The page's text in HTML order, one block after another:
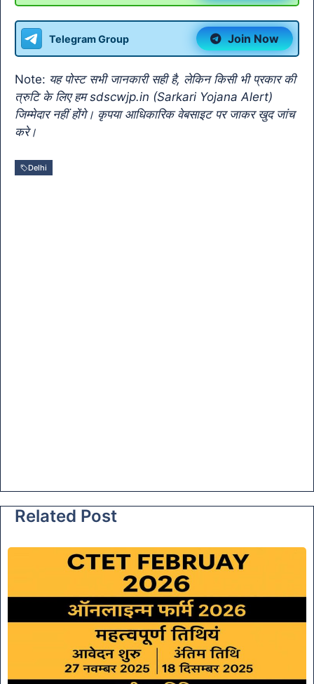
b
o
o
k
A
p
p
a
m
Li
n
k
e
Tr
a
n
sl
Telegram Group Join Now
Note: यह पोस्ट सभी जानकारी सही है, लेकिन किसी भी प्रकार की
त्रुटि के लिए हम sdscwjp.in (Sarkari Yojana Alert)
जिम्मेदार नहीं होंगे। कृपया आधिकारिक वेबसाइट पर जाकर खुद जांच
करे।
Delhi
Related Post